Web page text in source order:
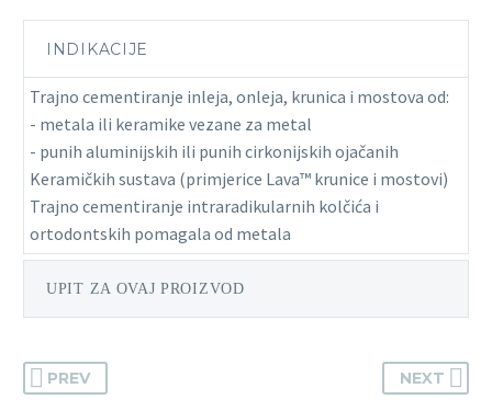
INDIKACIJE
Trajno cementiranje inleja, onleja, krunica i mostova od:
- metala ili keramike vezane za metal
- punih aluminijskih ili punih cirkonijskih ojačanih
Keramičkih sustava (primjerice Lava™ krunice i mostovi)
Trajno cementiranje intraradikularnih kolčića i
ortodontskih pomagala od metala
UPIT ZA OVAJ PROIZVOD
PREV NEXT